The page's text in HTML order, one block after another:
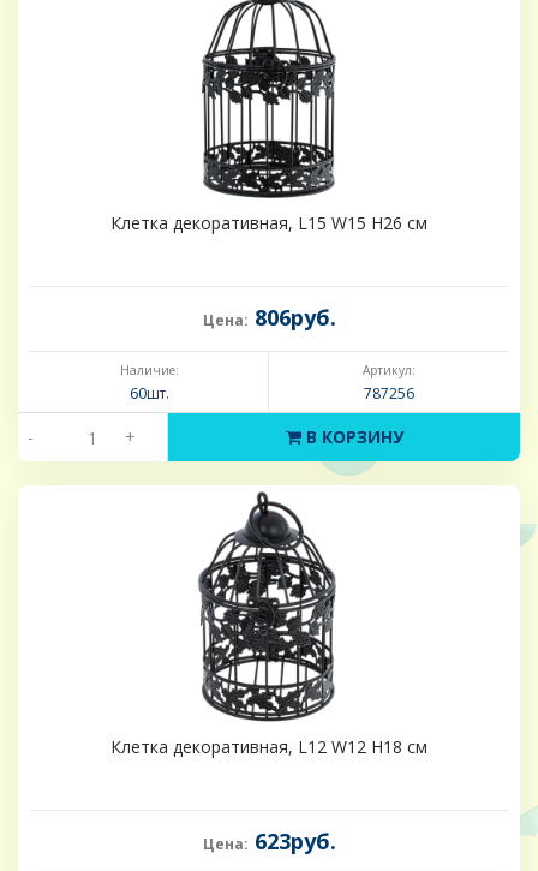
Клетка декоративная, L15 W15 H26 см
Цена: 806руб.
Наличие:
60шт.
Артикул:
787256
- + В КОРЗИНУ
Клетка декоративная, L12 W12 H18 см
Цена: 623руб.